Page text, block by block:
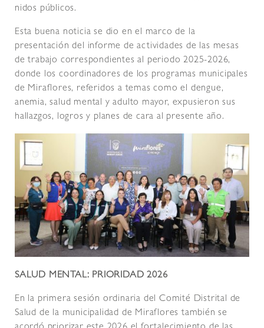
nidos públicos.
Esta buena noticia se dio en el marco de la
presentación del informe de actividades de las mesas
de trabajo correspondientes al periodo 2025-2026,
donde los coordinadores de los programas municipales
de Miraflores, referidos a temas como el dengue,
anemia, salud mental y adulto mayor, expusieron sus
hallazgos, logros y planes de cara al presente año.
SALUD MENTAL: PRIORIDAD 2026
En la primera sesión ordinaria del Comité Distrital de
Salud de la municipalidad de Miraflores también se